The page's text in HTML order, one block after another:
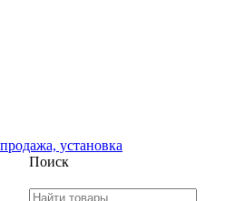
установка
Поиск